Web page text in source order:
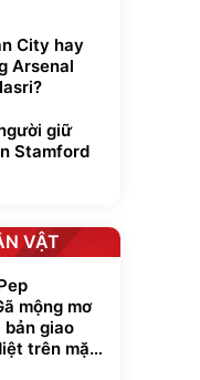
City hay
Arsenal
giữ
Stamford
VẬT
mộng mơ
bản giao
trên mặt